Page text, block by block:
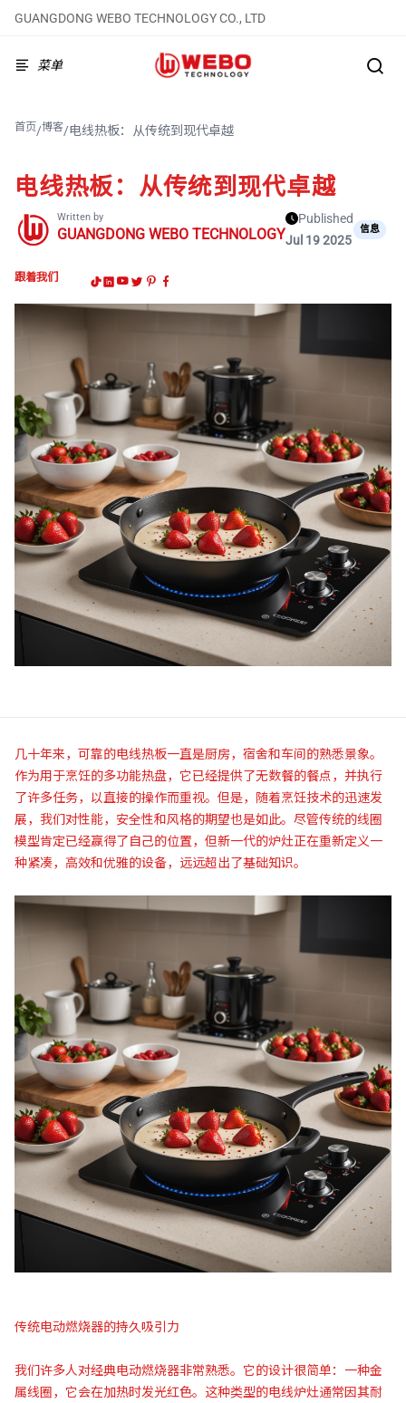
GUANGDONG WEBO TECHNOLOGY CO., LTD
菜单
首页/博客/电线热板：从传统到现代卓越
电线热板：从传统到现代卓越
Written by
GUANGDONG WEBO TECHNOLOGY
Published
Jul 19 2025
信息
跟着我们
几十年来，可靠的电线热板一直是厨房，宿舍和车间的熟悉景象。
作为用于烹饪的多功能热盘，它已经提供了无数餐的餐点，并执行
了许多任务，以直接的操作而重视。但是，随着烹饪技术的迅速发
展，我们对性能，安全性和风格的期望也是如此。尽管传统的线圈
模型肯定已经赢得了自己的位置，但新一代的炉灶正在重新定义一
种紧凑，高效和优雅的设备，远远超出了基础知识。
传统电动燃烧器的持久吸引力
我们许多人对经典电动燃烧器非常熟悉。它的设计很简单：一种金
属线圈，它会在加热时发光红色。这种类型的电线炉灶通常因其耐